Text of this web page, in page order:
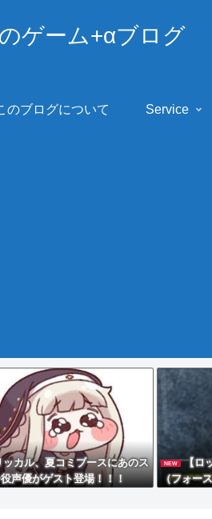
のゲーム+αブログ
のブログについて Service
ッカル、夏コミブースにあのス
声優がゲスト登場！！！
NEW
【ロ
（フォー